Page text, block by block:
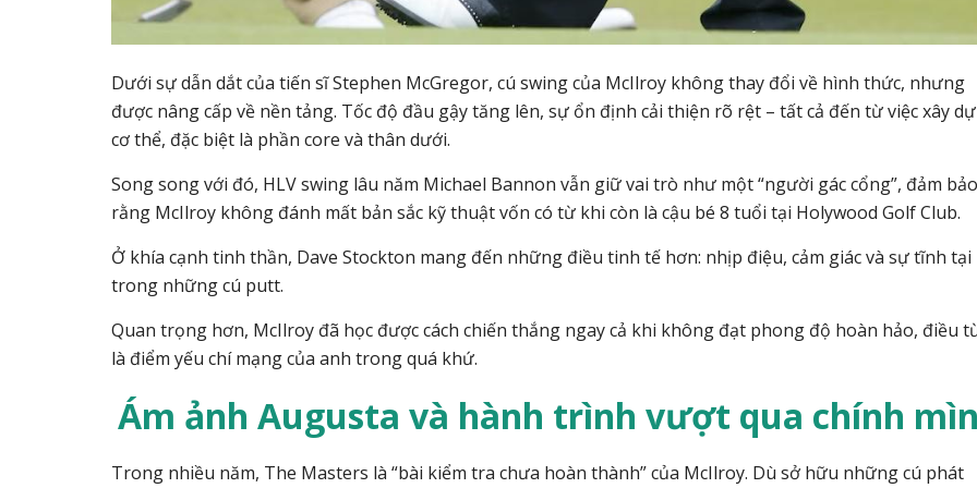
Dưới sự dẫn dắt của tiến sĩ Stephen McGregor, cú swing của McIlroy không thay đổi về hình thức, nhưng
được nâng cấp về nền tảng. Tốc độ đầu gậy tăng lên, sự ổn định cải thiện rõ rệt – tất cả đến từ việc xây
cơ thể, đặc biệt là phần core và thân dưới.
Song song với đó, HLV swing lâu năm Michael Bannon vẫn giữ vai trò như một “người gác cổng”, đảm bảo
rằng McIlroy không đánh mất bản sắc kỹ thuật vốn có từ khi còn là cậu bé 8 tuổi tại Holywood Golf Club.
Ở khía cạnh tinh thần, Dave Stockton mang đến những điều tinh tế hơn: nhịp điệu, cảm giác và sự tĩnh tại
trong những cú putt.
Quan trọng hơn, McIlroy đã học được cách chiến thắng ngay cả khi không đạt phong độ hoàn hảo, điều
là điểm yếu chí mạng của anh trong quá khứ.
Ám ảnh Augusta và hành trình vượt qua chính
Trong nhiều năm, The Masters là “bài kiểm tra chưa hoàn thành” của McIlroy. Dù sở hữu những cú phát